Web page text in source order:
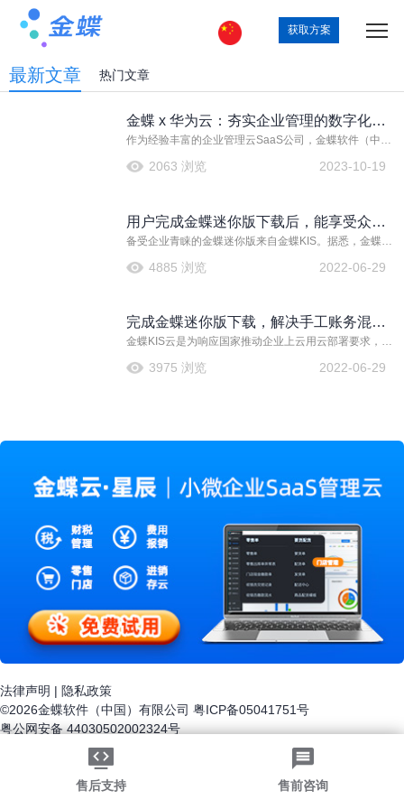
获取方案
售后支持 售前咨询
最新文章 热门文章
金蝶 x 华为云：夯实企业管理的数字化基
础，助推全行业提质增效
作为经验丰富的企业管理云SaaS公司，金蝶软件（中
中，赢得了业内一致好评。自从与华为云深度合作以
的解决方案。
2023-10-19
2063 浏览
用户完成金蝶迷你版下载后，能享受众多
功能，让管理更简单
备受企业青睐的金蝶迷你版来自金蝶KIS。据悉，金蝶
理论及企业业务管理实务为基础，以“让管理更简单”为核
2022-06-29
4885 浏览
完成金蝶迷你版下载，解决手工账务混乱
等问题
金蝶KIS云是为响应国家推动企业上云用云部署要求，并
务产品，助力企业一键上云用云，让企业管理更高效。
2022-06-29
3975 浏览
法律声明 | 隐私政策
©2026金蝶软件（中国）有限公司 粤ICP备05041751号
粤公网安备 44030502002324号